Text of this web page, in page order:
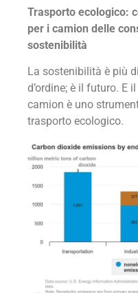
Trasporto ecologico:
per i camion delle
sostenibilità
La sostenibilità è più
d’ordine; è il futuro. E
camion è uno
trasporto ecologico.